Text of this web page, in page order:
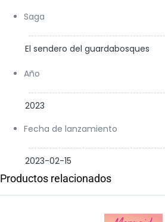
Saga
El sendero del guardabosques
Año
2023
Fecha de lanzamiento
2023-02-15
Productos relacionados